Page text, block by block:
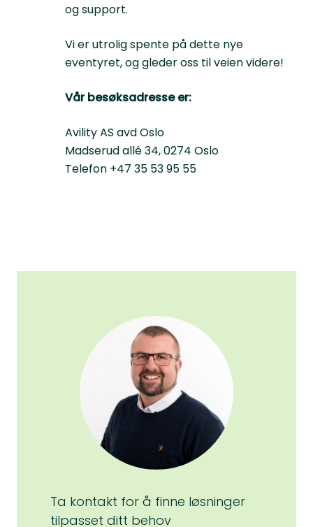
og support.
Vi er utrolig spente på dette nye
eventyret, og gleder oss til veien videre!
Vår besøksadresse er:
Avility AS avd Oslo
Madserud allé 34, 0274 Oslo
Telefon +47 35 53 95 55
Ta kontakt for å finne løsninger
tilpasset ditt behov